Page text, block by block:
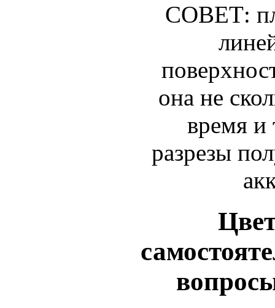
СОВЕТ:
она не
время и
разрезы